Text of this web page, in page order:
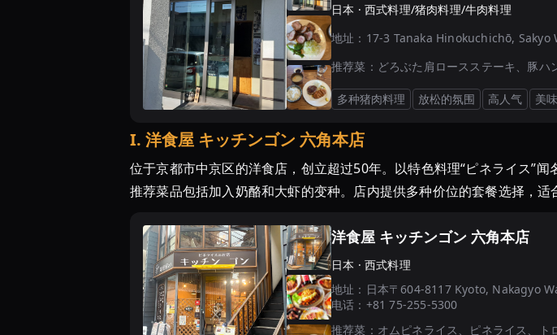
日本 · 西式料理/猪肉料理/牛肉料理
地址： 17-3 Tanaka Hinokuchichō, Sakyo
推荐菜： どろぶた肩ロースステーキ、豚
多种猪肉料理 放松的氛围 高人气 美
I. 洋食屋 キッチンゴン 六角本店
位于京都市中京区的洋食店，创立超过50年。以特色料理“ピネライス”
推荐菜品包括加入奶酪和大虾的变种。店内提供多种价位的套餐选择，
洋食屋 キッチンゴン 六角本店
日本 · 西式料理
地址： 日本〒604-8117 Kyoto, Nakagyo
电话： +81 75-255-5300
推荐菜： オムピネライス、ピネライス、